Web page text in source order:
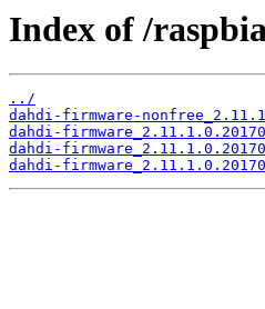
Index of /
../
dahdi-firmware-
dahdi-
dahdi-
dahdi-